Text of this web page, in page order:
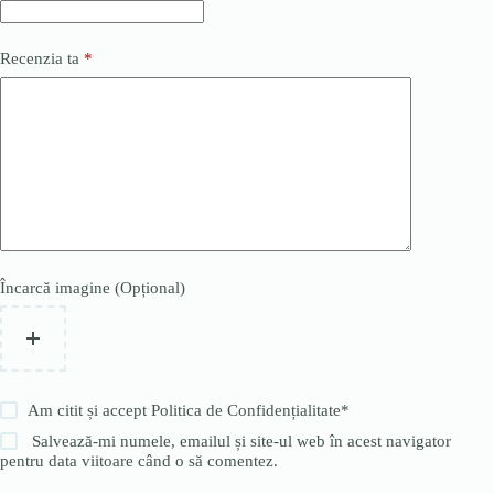
Recenzia ta *
Încarcă imagine (Opțional)
Am citit și acceptPolitica de Confidențialitate*
Salvează-mi numele, emailul și site-ul web în acest navigator
pentru data viitoare când o să comentez.